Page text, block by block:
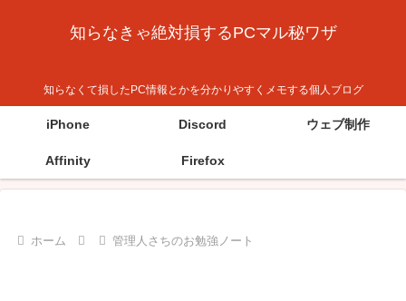
知らなきゃ絶対損するPCマル秘ワザ
知らなくて損したPC情報とかを分かりやすくメモする個人ブログ
iPhone Discord ウェブ制作
Affinity Firefox
ホーム 管理人さちのお勉強ノート